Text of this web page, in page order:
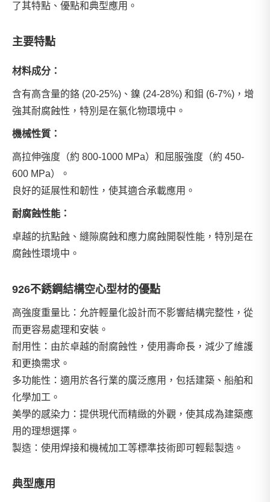
了其特點、優點和典型應用。
主要特點
材料成分：
含有高含量的鉻 (20-25%)、鎳 (24-28%) 和鉬 (6-7%)，增
強其耐腐蝕性，特別是在氯化物環境中。
機械性質：
高拉伸強度（約 800-1000 MPa）和屈服強度（約 450-
600 MPa）。
良好的延展性和韌性，使其適合承載應用。
耐腐蝕性能：
卓越的抗點蝕、縫隙腐蝕和應力腐蝕開裂性能，特別是在
腐蝕性環境中。
926不銹鋼結構空心型材的優點
高強度重量比：允許輕量化設計而不影響結構完整性，從
而更容易處理和安裝。
耐用性：由於卓越的耐腐蝕性，使用壽命長，減少了維護
和更換需求。
多功能性：適用於各行業的廣泛應用，包括建築、船舶和
化學加工。
美學的感染力：提供現代而精緻的外觀，使其成為建築應
用的理想選擇。
製造：使用焊接和機械加工等標準技術即可輕鬆製造。
典型應用